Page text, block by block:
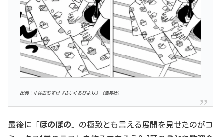
出典：小林おむすけ『さいくるびより』（集英社）
最後に 「ほのぼの」 の極致とも言える展開を見せたのがコ